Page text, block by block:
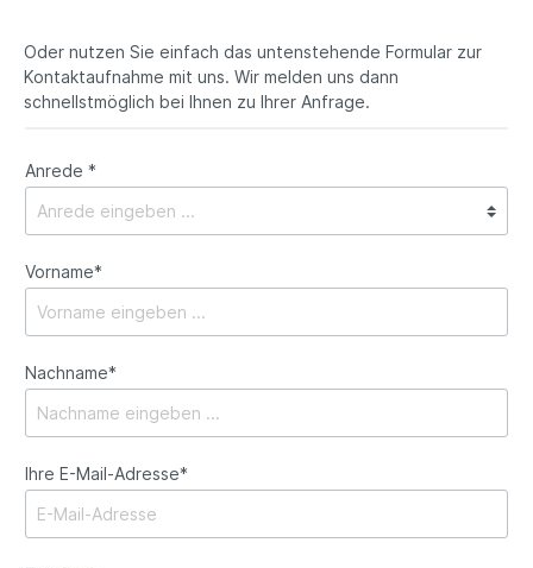
Oder nutzen Sie einfach das untenstehende Formular zur
Kontaktaufnahme mit uns. Wir melden uns dann
schnellstmöglich bei Ihnen zu Ihrer Anfrage.
Anrede *
Vorname*
Nachname*
Ihre E-Mail-Adresse*